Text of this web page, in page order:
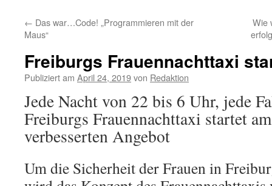
← Das war…Code! „Programmieren mit der
Maus“
Wie
Freiburgs Frauennachttaxi
Publiziert am April 24, 2019von Redaktion
Jede Nacht von 22 bis 6 Uhr, jede
Freiburgs Frauennachttaxi startet
verbesserten Angebot
Um die Sicherheit der Frauen in